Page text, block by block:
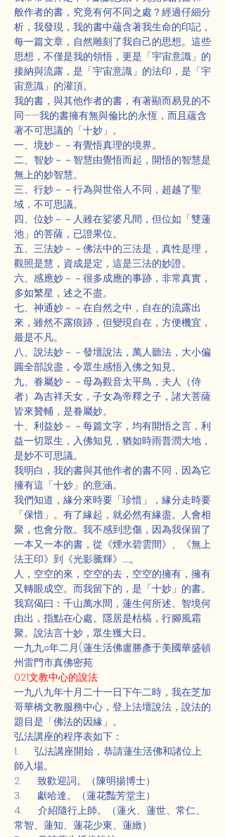
般作者的書，究竟有何不同之處？經過仔細分
析，我發現，我的書中蘊含著我生命的印記，
每一篇文章，自然雕刻了我自己的思想。這些
思想，不僅是我的領悟，更是「宇宙意識」的
接納與流露，是「宇宙意識」的法印，是「宇
宙意識」的灌頂。
我的書，與其他作者的書，有著顯而易見的不
同——我的書擁有無與倫比的永恆，而且蘊含
著不可思議的「十妙」。
一、境妙－－有覺悟真理的境界。
二、智妙－－智慧由覺悟而起，開悟的智慧是
無上的妙智慧。
三、行妙－－行為與世俗人不同，超越了聖
域，不可思議。
四、位妙－－人雖在娑婆凡間，但位如「雙蓮
池」的菩薩，已證果位。
五、三法妙－－佛法中的三法是，真性是理，
觀照是慧，資成是定，這是三法的妙證。
六、感應妙－－很多成應的事跡，非常真實，
多如繁星，述之不盡。
七、神通妙－－在自然之中，自在的流露出
來，雖然不露痕跡，但變現自在，方便機宜，
最是不凡。
八、說法妙－－發壇說法，萬人聽法，大小偏
圓全部說盡，令眾生感悟入佛之知見。
九、眷屬妙－－母為觀音太平鳥，夫人（侍
者）為吉祥天女，子女為帝釋之子，諸大菩薩
皆來贊輔，是眷屬妙。
十、利益妙－－每篇文字，均有開悟之言，利
益一切眾生，入佛知見，猶如時雨普潤大地，
是妙不可思議。
我明白，我的書與其他作者的書不同，因為它
擁有這「十妙」的意涵。
我們知道，緣分來時要「珍惜」，緣分走時要
「保惜」。有了緣起，就必然有緣盡。人會相
聚，也會分散。我不感到悲傷，因為我保留了
一本又一本的書，從《煙水碧雲間》、《無上
法王印》到《光影騰輝》……。
人，空空的來，空空的去，空空的擁有，擁有
又轉眼成空。而我留下的，是「十妙」的書。
我寫偈曰：千山萬水間，蓮生何所述。智境何
由出，指點在心處。隱居是枯槁，行腳風霜
聚。說法言十妙，眾生獲大日。
一九九○年二月(蓮生活佛盧勝彥于美國華盛頓
州雷門市真佛密苑
021文教中心的說法
一九八九年十月二十一日下午二時，我在芝加
哥華橋文教服務中心，登上法壇說法，說法的
題目是「佛法的因緣」。
弘法講座的程序表如下：
1.      弘法講座開始，恭請蓮生活佛和諸位上
師入場。
2.      致歡迎詞。（陳明揚博士）
3.      獻哈達。（蓮花豔芳堂主）
4.      介紹隨行上師。（蓮火、蓮世、常仁、
常智、蓮知、蓮花少東、蓮緻）